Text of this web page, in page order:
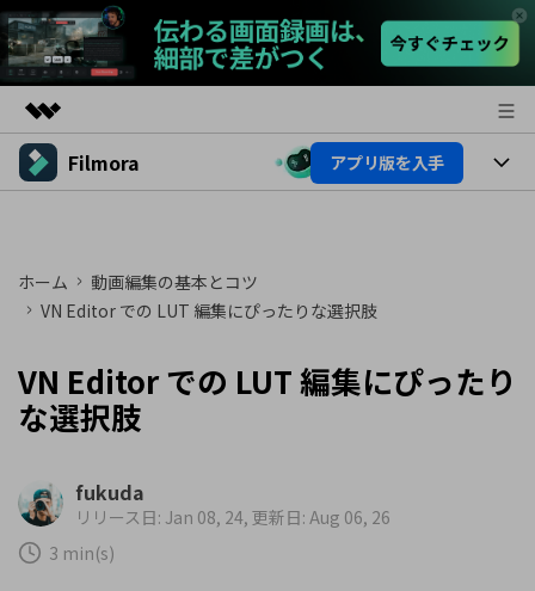
製品
ソリューション
企業情報
サポート
Filmora アプリ版を入手
プラットフォーム
製品機能
AI機能
AIヒント
Filmoraのユーザー層
動画編集関連知識
サポート
購入する
ホーム
動画編集の基本とコツ
VN Editor での LUT 編集にぴったりな選択肢
VN Editor での LUT 編集にぴったり
な選択肢
fukuda
リリース日: Jan 08, 24, 更新日: Aug 06, 26
3 min(s)